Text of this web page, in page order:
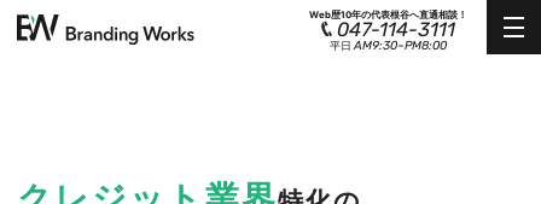
Web歴10年の代表根谷へ直通相談！
047-114-3111
平日AM9:30~PM8:00